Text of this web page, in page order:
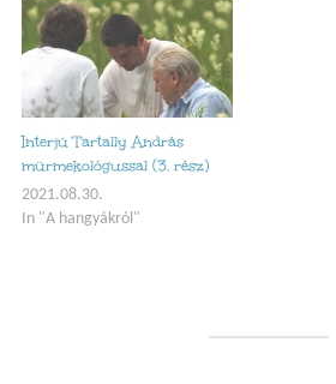
Interjú Tartally András
mürmekológussal (3. rész)
2021.08.30.
In "A hangyákról"